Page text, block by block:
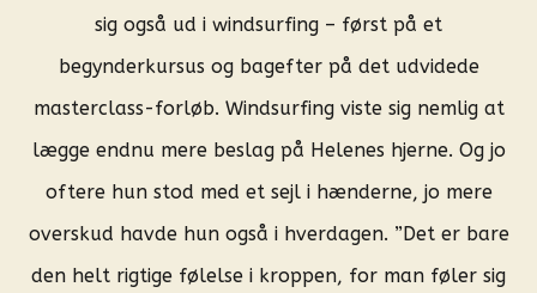
sig også ud i windsurfing – først på et
begynderkursus og bagefter på det udvidede
masterclass-forløb. Windsurfing viste sig nemlig at
lægge endnu mere beslag på Helenes hjerne. Og jo
oftere hun stod med et sejl i hænderne, jo mere
overskud havde hun også i hverdagen. ”Det er bare
den helt rigtige følelse i kroppen, for man føler sig